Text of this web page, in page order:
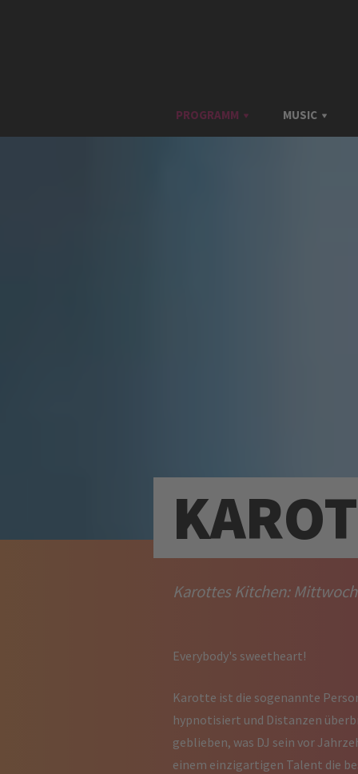
PROGRAMM MUSIC
Karottes Kitchen: Mittwoch
Everybody's sweetheart!
Karotte ist die sogenannte
hypnotisiert und Distanzen
geblieben, was DJ sein vor
einem einzigartigen Talent die